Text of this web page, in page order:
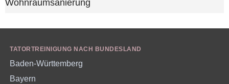
TATORTREINIGUNG NACH BUNDESLAND
Baden-Württemberg
Bayern